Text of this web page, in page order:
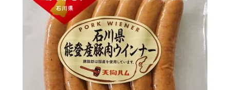
2025/05/13
天狗ハムオンラインショップ会員様限定！
3％OFF商品を増やしました(^^)/
2025/01/05
「お肉」のご注文は「お急ぎ便」「当日出荷」の
対象外です。詳しくは各ページの「商品説明」欄をご確認くださ
2025/01/05
【ご注意】配送をお急ぎの方は、日付指定をせず
に、備考欄にその旨をご記入ください。品物が準備出来次第、発
送させていただきます。